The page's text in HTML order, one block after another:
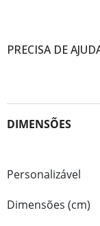
PRECISA DE
DIMENSÕES
Personalizável
Dimensões (cm)